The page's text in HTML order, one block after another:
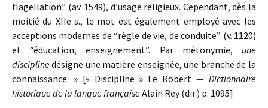
flagellation” (av. 1549), d’usage religieux. Cependant, dès la
moitié du XIIe s., le mot est également employé avec les
acceptions modernes de “règle de vie, de conduite” (v. 1120)
et “éducation, enseignement”. Par métonymie, une
disciplinedésigne une matière enseignée, une branche de la
connaissance. » [« Discipline » Le Robert — Dictionnaire
historique de la langue françaiseAlain Rey (dir.) p. 1095]